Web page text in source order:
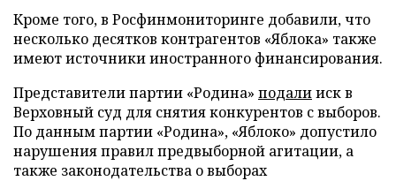
Кроме того, в Росфинмониторинге добавили, что
несколько десятков контрагентов «Яблока» также
имеют источники иностранного финансирования.
Представители партии «Родина» подалииск в
Верховный суд для снятия конкурентов с выборов.
По данным партии «Родина», «Яблоко» допустило
нарушения правил предвыборной агитации, а
также законодательства о выборах